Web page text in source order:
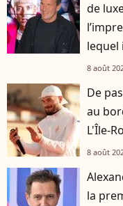
de
lequel
8 août
De
au
L'Île-
8 août
la